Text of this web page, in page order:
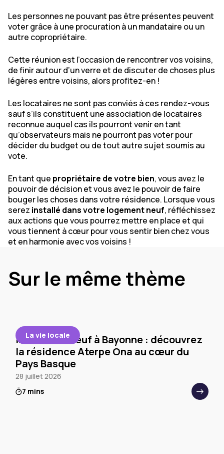
Les personnes ne pouvant pas être présentes peuvent
voter grâce à une procuration à un mandataire ou un
autre copropriétaire.
Cette réunion est l’occasion de rencontrer vos voisins,
de finir autour d’un verre et de discuter de choses plus
légères entre voisins, alors profitez-en !
Les locataires ne sont pas conviés à ces rendez-vous
sauf s’ils constituent une association de locataires
reconnue auquel cas ils pourront venir en tant
qu’observateurs mais ne pourront pas voter pour
décider du budget ou de tout autre sujet soumis au
vote.
En tant que propriétaire de votre bien, vous avez le
pouvoir de décision et vous avez le pouvoir de faire
bouger les choses dans votre résidence. Lorsque vous
serez installé dans votre logement neuf, réfléchissez
aux actions que vous pourrez mettre en place et qui
vous tiennent à cœur pour vous sentir bien chez vous
et en harmonie avec vos voisins !
Sur le même thème
La vie locale
Immobilier neuf à Bayonne : découvrez
la résidence Aterpe Ona au cœur du
Pays Basque
28 juillet 2026
7 mins